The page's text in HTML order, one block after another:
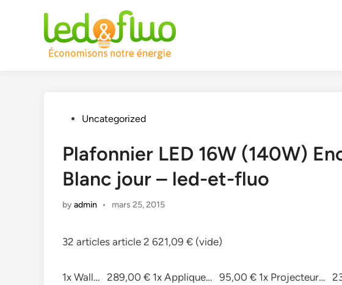
PostedUncategorized
Plafonnier LED 16W (140W)
Blanc jour – led-et-fluo
byadmin • mars 25, 2015
32 articles article 2 621,09 € (vide)
1x Wall… 289,00 € 1x Applique… 95,00 € 1x Projecteur…